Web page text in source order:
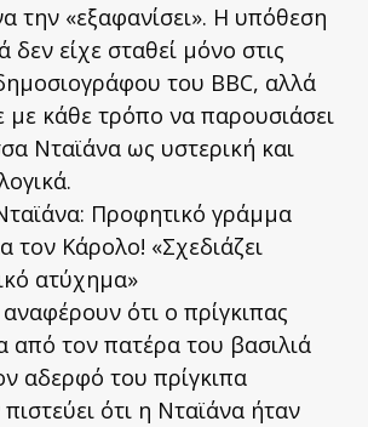
την «εξαφανίσει». Η υπόθεση
δεν είχε σταθεί μόνο στις
του BBC, αλλά
κάθε τρόπο να παρουσιάσει
Νταϊάνα ως υστερική και
Προφητικό γράμμα
τον Κάρολο! «Σχεδιάζει
ατύχημα»
ότι ο πρίγκιπας
από τον πατέρα του βασιλιά
αδερφό του πρίγκιπα
ότι η Νταϊάνα ήταν